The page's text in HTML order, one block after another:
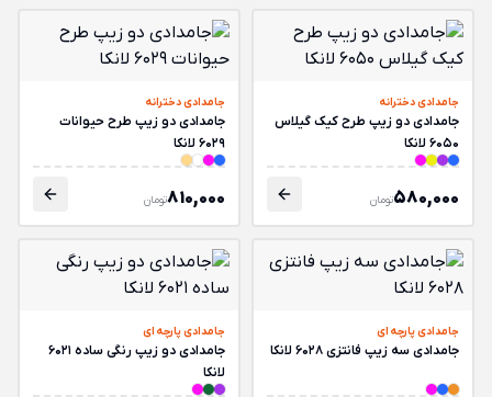
جامدادی دخترانه
جامدادی دو زیپ طرح کیک گیلاس
6050 لانکا
580,000تومان
جامدادی دخترانه
جامدادی دو زیپ طرح حیوانات
6029 لانکا
810,000تومان
جامدادی پارچه ای
جامدادی سه زیپ فانتزی 6028 لانکا
جامدادی پارچه ای
جامدادی دو زیپ رنگی ساده 6021
لانکا